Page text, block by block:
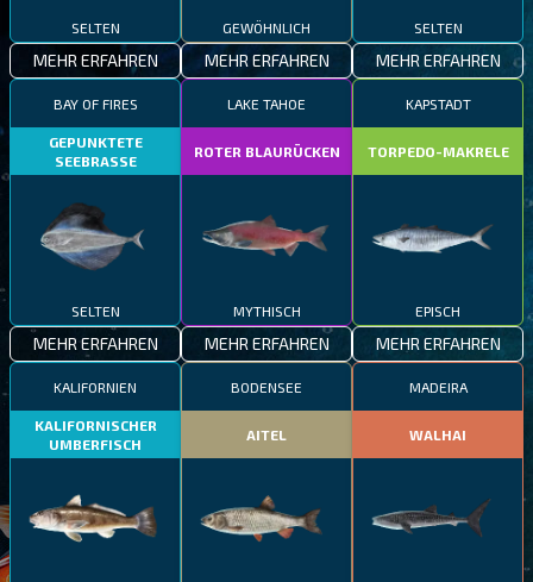
SELTEN
MEHR ERFAHREN
GEWÖHNLICH
MEHR ERFAHREN
SELTEN
MEHR ERFAHREN
BAY OF FIRES
GEPUNKTETE
SEEBRASSE
SELTEN
MEHR ERFAHREN
LAKE TAHOE
ROTER BLAURÜCKEN
MYTHISCH
MEHR ERFAHREN
KAPSTADT
TORPEDO-MAKRELE
EPISCH
MEHR ERFAHREN
KALIFORNIEN
KALIFORNISCHER
UMBERFISCH
BODENSEE
AITEL
MADEIRA
WALHAI